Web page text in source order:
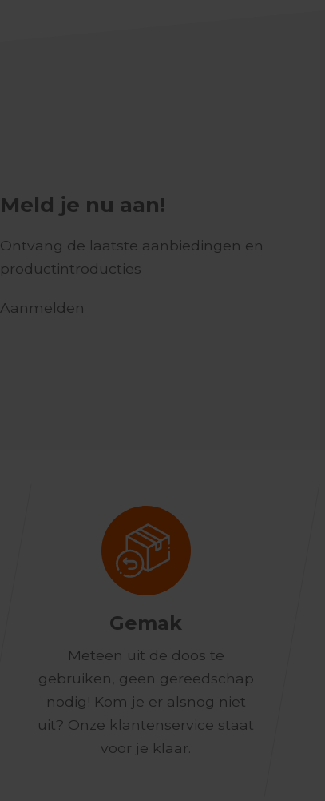
Meld je nu aan!
Ontvang de laatste aanbiedingen en
productintroducties
Aanmelden
Gemak
Meteen uit de doos te
gebruiken, geen gereedschap
nodig! Kom je er alsnog niet
uit? Onze klantenservice staat
voor je klaar.